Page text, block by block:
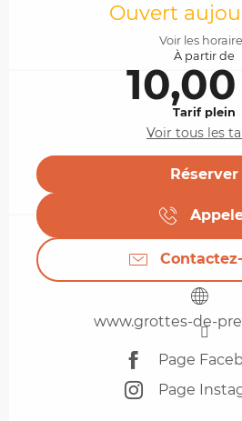
Ouvert
Voir les
À partir de
Tarif plein
Voir tous les
Réserver
www.grottes-de-
Page
Page